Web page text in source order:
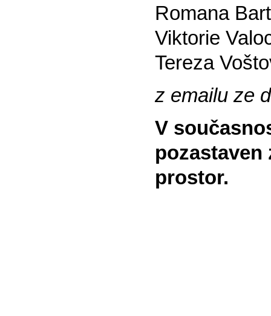
Romana
Viktorie
Tereza
z emailu ze
V
pozastaven
prostor.